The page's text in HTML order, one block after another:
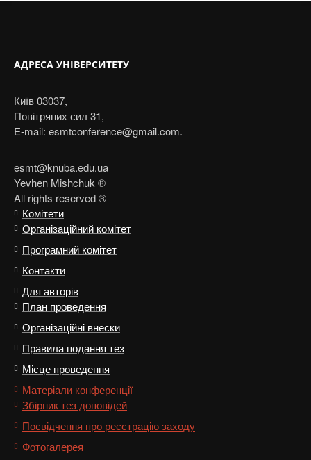
АДРЕСА УНІВЕРСИТЕТУ
Київ 03037,
Повітряних сил 31,
E-mail: esmtconference@gmail.com.
esmt@knuba.edu.ua
Yevhen Mishchuk ®
All rights reserved ®
Комітети
Організаційний комітет
Програмний комітет
Контакти
Для авторів
План проведення
Організаційні внески
Правила подання тез
Місце проведення
Матеріали конференції
Збірник тез доповідей
Посвідчення про реєстрацію заходу
Фотогалерея